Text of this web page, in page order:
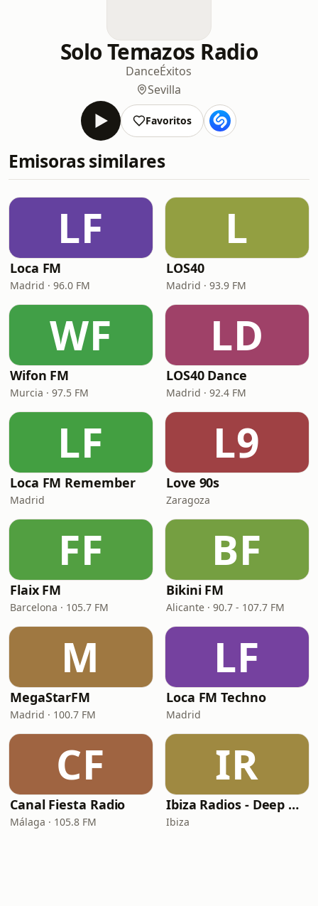
Solo Temazos Radio
DanceÉxitos
Sevilla
Favoritos
Emisoras similares
LF
Loca FM
Madrid · 96.0 FM
L
LOS40
Madrid · 93.9 FM
WF
Wifon FM
Murcia · 97.5 FM
LD
LOS40 Dance
Madrid · 92.4 FM
LF
Loca FM Remember
Madrid
L9
Love 90s
Zaragoza
FF
Flaix FM
Barcelona · 105.7 FM
BF
Bikini FM
Alicante · 90.7 - 107.7 FM
M
MegaStarFM
Madrid · 100.7 FM
LF
Loca FM Techno
Madrid
CF
Canal Fiesta Radio
Málaga · 105.8 FM
IR
Ibiza Radios - Deep House
Ibiza